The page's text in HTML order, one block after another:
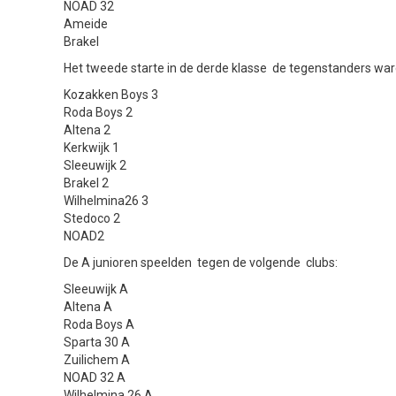
NOAD 32
Ameide
Brakel
Het tweede starte in de derde klasse de tegenstanders
Kozakken Boys 3
Roda Boys 2
Altena 2
Kerkwijk 1
Sleeuwijk 2
Brakel 2
Wilhelmina26 3
Stedoco 2
NOAD2
De A junioren speelden tegen de volgende clubs:
Sleeuwijk A
Altena A
Roda Boys A
Sparta 30 A
Zuilichem A
NOAD 32 A